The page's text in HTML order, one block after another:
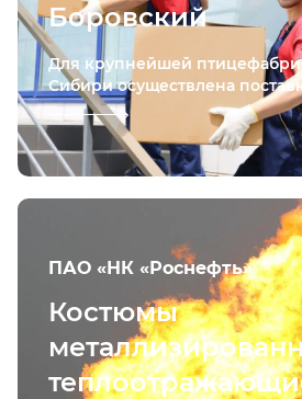
Боровский
Для крупнейшей
Сибири осуществлена
ПАО «НК «Роснефть»
Костюмы